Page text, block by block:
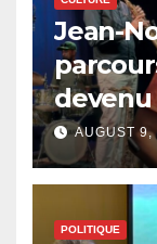
Jean-
AUGUST 9,
POLITIQUE